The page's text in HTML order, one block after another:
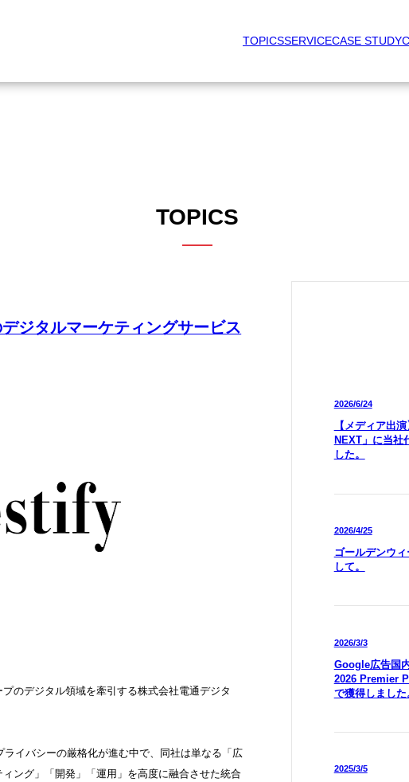
TOPICSSERVICECASE STUDY
TOPICS
ジタルマーケティングサービス
のデジタル領域を牽引する株式会社電通デジタ
イバシーの厳格化が進む中で、同社は単なる「広
ング」「開発」「運用」を高度に融合させた統合
2026/6/24
【メディア出
NEXT」に当社
した。
2026/4/25
ゴールデンウ
して。
2026/3/3
Google広告国
2026 Premier
で獲得しました
2025/3/5